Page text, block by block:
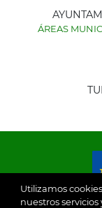
Utilizamos
nuestros
ÁREAS